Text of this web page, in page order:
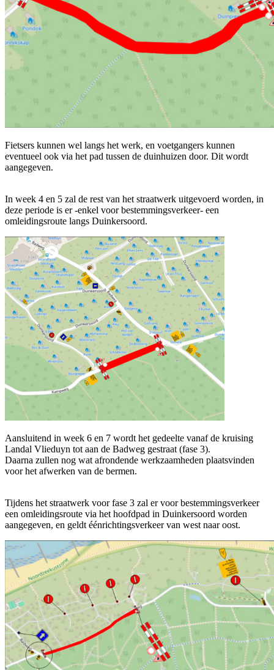
Fietsers kunnen wel langs het werk, en voetgangers kunnen
eventueel ook via het pad tussen de duinhuizen door. Dit wordt
aangegeven.
In week 4 en 5 zal de rest van het straatwerk uitgevoerd worden, in
deze periode is er -enkel voor bestemmingsverkeer- een
omleidingsroute langs Duinkersoord.
Aansluitend in week 6 en 7 wordt het gedeelte vanaf de kruising
Landal Vlieduyn tot aan de Badweg gestraat (fase 3).
Daarna zullen nog wat afrondende werkzaamheden plaatsvinden
voor het afwerken van de bermen.
Tijdens het straatwerk voor fase 3 zal er voor bestemmingsverkeer
een omleidingsroute via het hoofdpad in Duinkersoord worden
aangegeven, en geldt éénrichtingsverkeer van west naar oost.